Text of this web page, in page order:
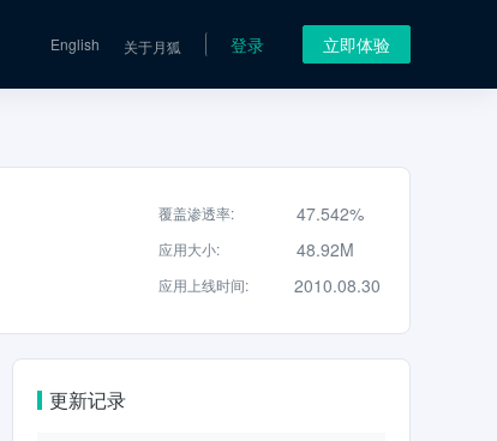
English 关于月狐 登录 立即体验
覆盖渗透率: 47.542%
应用大小: 48.92M
应用上线时间: 2010.08.30
更新记录